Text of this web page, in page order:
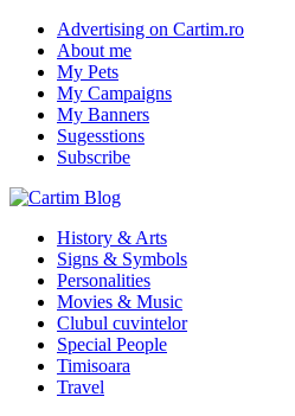
Advertising on Cartim.ro
About me
My Pets
My Campaigns
My Banners
Sugesstions
Subscribe
History & Arts
Signs & Symbols
Personalities
Movies & Music
Clubul cuvintelor
Special People
Timisoara
Travel